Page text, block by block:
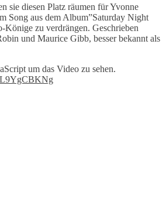
sie diesen Platz räumen für Yvonne
Song aus dem Album”Saturday Night
Könige zu verdrängen. Geschrieben
und Maurice Gibb, besser bekannt als
um das Video zu sehen.